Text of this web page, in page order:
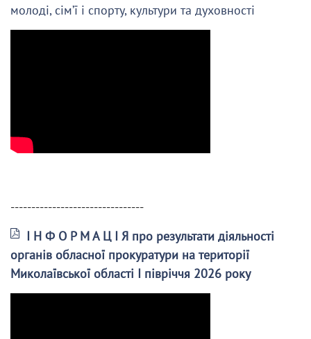
молоді, сім’ї і спорту, культури та духовності
--------------------------------
І Н Ф О Р М А Ц І Я про результати діяльності
органів обласної прокуратури на території
Миколаївської області І півріччя 2026 року